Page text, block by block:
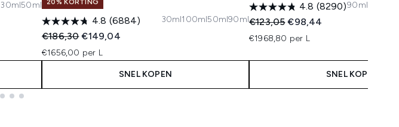
30ml50ml 20% KORTING
4.8 (6884)
Recommended Retail Price:
€186,30Huidige prijs:
€149,04
€1656,00 per L
30ml100ml50ml90ml
SNEL KOPEN
4.8 (8290)
Recommended Retail Price:
€123,05Huidige prijs:
€98,44
€1968,80 per L
90ml
SNEL KOPEN